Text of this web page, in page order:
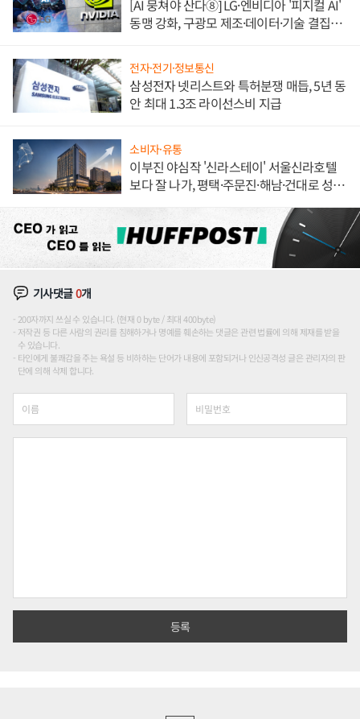
[AI 뭉쳐야 산다⑧] LG·엔비디아 '피지컬 AI'
동맹 강화, 구광모 제조·데이터·기술 결집
전자·전기·정보통신
삼성전자 넷리스트와 특허분쟁 매듭, 5년 동
안 최대 1.3조 라이선스비 지급
소비자·유통
이부진 야심작 '신라스테이' 서울신라호텔
보다 잘 나가, 평택·주문진·해남·건대로 성
기사댓글0개
200자까지 쓰실 수 있습니다. (현재 0 byte / 최대 400byte)
저작권 등 다른 사람의 권리를 침해하거나 명예를 훼손하는 댓글은 관련 법률에 의해 제재를 받을
수 있습니다.
타인에게 불쾌감을 주는 욕설 등 비하하는 단어가 내용에 포함되거나 인신공격성 글은 관리자의 판
단에 의해 삭제 합니다.